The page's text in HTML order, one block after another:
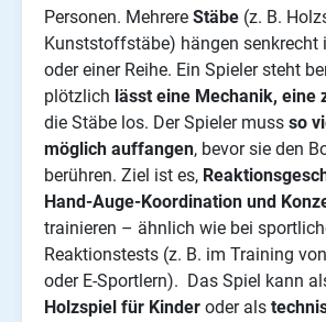
Personen. Mehrere Stäbe (z. B.
Kunststoffstäbe) hängen senkrecht
oder einer Reihe. Ein Spieler steht
plötzlich lässt eine Mechanik, eine
die Stäbe los. Der Spieler muss so
möglich auffangen, bevor sie den
berühren. Ziel ist es,
Hand-Auge-Koordination und
trainieren – ähnlich wie bei
Reaktionstests (z. B. im Training
oder E-Sportlern). Das Spiel kann
Holzspiel für Kinder oder als